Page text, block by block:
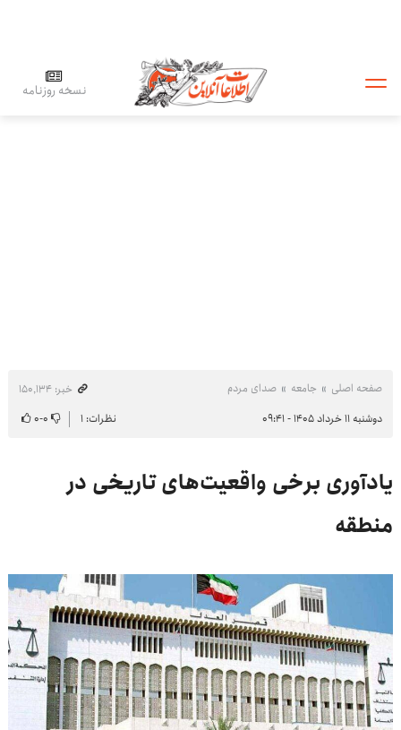
نسخه روزنامه
صفحه اصلی جامعه صدای مردم
خبر: ۱۵۰٬۱۳۴
دوشنبه ۱۱ خرداد ۱۴۰۵ - ۰۹:۴۱
نظرات: ۱ ۰-۰
یادآوری برخی واقعیت‌های تاریخی در
منطقه